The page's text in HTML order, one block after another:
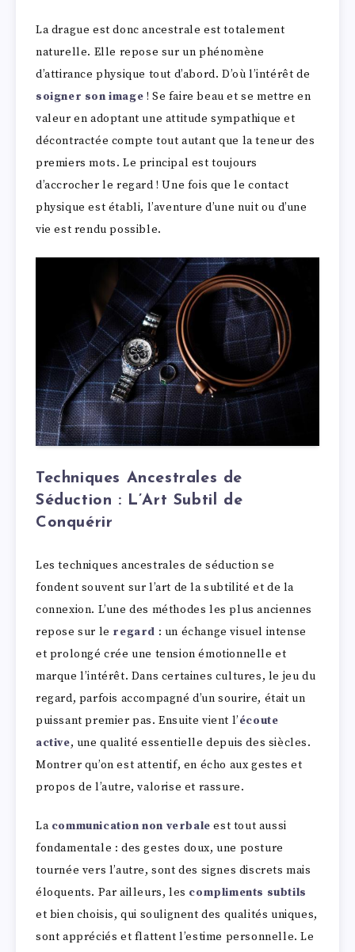
La drague est donc ancestrale est totalement
naturelle. Elle repose sur un phénomène
d’attirance physique tout d’abord. D’où l’intérêt de
soigner son image ! Se faire beau et se mettre en
valeur en adoptant une attitude sympathique et
décontractée compte tout autant que la teneur des
premiers mots. Le principal est toujours
d’accrocher le regard ! Une fois que le contact
physique est établi, l’aventure d’une nuit ou d’une
vie est rendu possible.
Techniques Ancestrales de
Séduction : L’Art Subtil de
Conquérir
Les techniques ancestrales de séduction se
fondent souvent sur l’art de la subtilité et de la
connexion. L’une des méthodes les plus anciennes
repose sur le regard : un échange visuel intense
et prolongé crée une tension émotionnelle et
marque l’intérêt. Dans certaines cultures, le jeu du
regard, parfois accompagné d’un sourire, était un
puissant premier pas. Ensuite vient l’écoute
active, une qualité essentielle depuis des siècles.
Montrer qu’on est attentif, en écho aux gestes et
propos de l’autre, valorise et rassure.
La communication non verbale est tout aussi
fondamentale : des gestes doux, une posture
tournée vers l’autre, sont des signes discrets mais
éloquents. Par ailleurs, les compliments subtils
et bien choisis, qui soulignent des qualités uniques,
sont appréciés et flattent l’estime personnelle. Le